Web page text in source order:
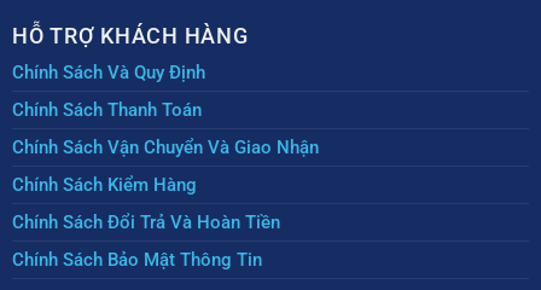
HỖ TRỢ KHÁCH HÀNG
Chính Sách Và Quy Định
Chính Sách Thanh Toán
Chính Sách Vận Chuyển Và Giao Nhận
Chính Sách Kiểm Hàng
Chính Sách Đổi Trả Và Hoàn Tiền
Chính Sách Bảo Mật Thông Tin